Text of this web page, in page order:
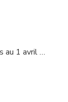
au 1 avril …